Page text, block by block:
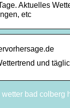
Aktuelles
etc
und
bad colberg